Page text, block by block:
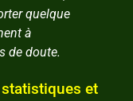
quelque
à
de doute.
et